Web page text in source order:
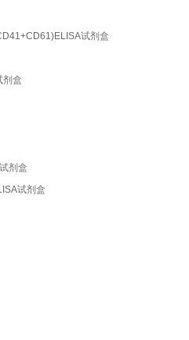
试剂盒
剂盒
剂盒
试剂盒